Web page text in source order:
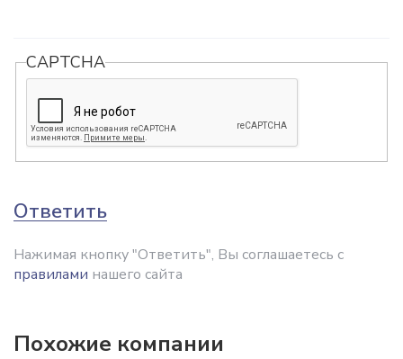
CAPTCHA
Ответить
Нажимая кнопку "Ответить", Вы соглашаетесь с
правилами нашего сайта
Похожие компании